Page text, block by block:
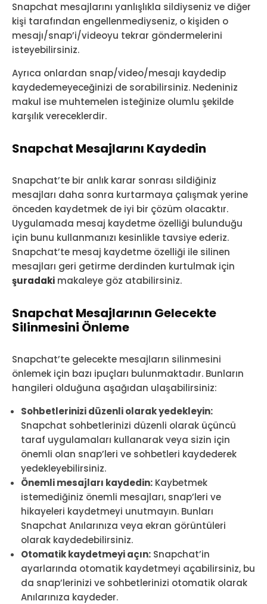
Snapchat mesajlarını yanlışlıkla sildiyseniz ve diğer
kişi tarafından engellenmediyseniz, o kişiden o
mesajı/snap’i/videoyu tekrar göndermelerini
isteyebilirsiniz.
Ayrıca onlardan snap/video/mesajı kaydedip
kaydedemeyeceğinizi de sorabilirsiniz. Nedeniniz
makul ise muhtemelen isteğinize olumlu şekilde
karşılık vereceklerdir.
Snapchat Mesajlarını Kaydedin
Snapchat’te bir anlık karar sonrası sildiğiniz
mesajları daha sonra kurtarmaya çalışmak yerine
önceden kaydetmek de iyi bir çözüm olacaktır.
Uygulamada mesaj kaydetme özelliği bulunduğu
için bunu kullanmanızı kesinlikle tavsiye ederiz.
Snapchat’te mesaj kaydetme özelliği ile silinen
mesajları geri getirme derdinden kurtulmak için
şuradaki makaleye göz atabilirsiniz.
Snapchat Mesajlarının Gelecekte
Silinmesini Önleme
Snapchat’te gelecekte mesajların silinmesini
önlemek için bazı ipuçları bulunmaktadır. Bunların
hangileri olduğuna aşağıdan ulaşabilirsiniz:
Sohbetlerinizi düzenli olarak yedekleyin:
Snapchat sohbetlerinizi düzenli olarak üçüncü
taraf uygulamaları kullanarak veya sizin için
önemli olan snap’leri ve sohbetleri kaydederek
yedekleyebilirsiniz.
Önemli mesajları kaydedin: Kaybetmek
istemediğiniz önemli mesajları, snap’leri ve
hikayeleri kaydetmeyi unutmayın. Bunları
Snapchat Anılarınıza veya ekran görüntüleri
olarak kaydedebilirsiniz.
Otomatik kaydetmeyi açın: Snapchat’in
ayarlarında otomatik kaydetmeyi açabilirsiniz, bu
da snap’lerinizi ve sohbetlerinizi otomatik olarak
Anılarınıza kaydeder.